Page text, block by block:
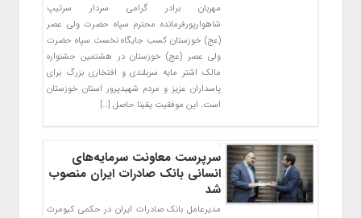
مهربان برادر گرامی سردار سرتیپ
شاهوارپورفرمانده محترم سپاه حضرت ولی عصر
(عج) خوزستان کسب جایگاه نخست سپاه حضرت
ولی‌ عصر (عج) خوزستان در هشتمین جشنواره
مالک اشتر مایه سربلندی و افتخاری بزرگ برای
پاسداران عزیز و مردم شهیدپرور استان خوزستان
است. این موفقیت یقینا حاصل […]
سرپرست معاونت سرمایه‌های
انسانی بانک صادرات ایران منصوب
شد
مدیرعامل بانک صادرات ایران در حکمی کیومرث